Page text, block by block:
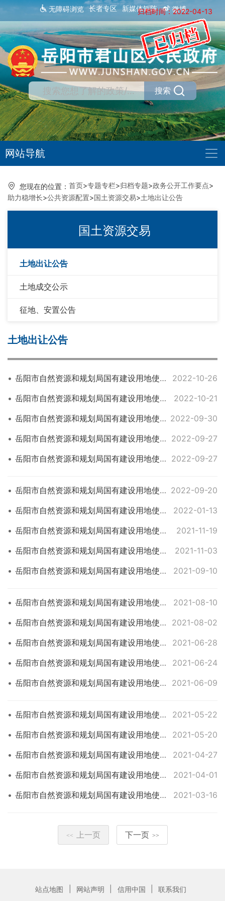
归档时间：2022-04-13
无障碍浏览 长者专区 新媒体矩阵 微博
搜索
网站导航
您现在的位置： 首页>专题专栏>归档专题>政务公开工作要点>
助力稳增长>公共资源配置>国土资源交易>土地出让公告
国土资源交易
土地出让公告
土地成交公示
征地、安置公告
土地出让公告
岳阳市自然资源和规划局国有建设用地使用权网上挂牌出让公告 岳君自网挂告[2022]14号
2022-10-26
岳阳市自然资源和规划局国有建设用地使用权网上挂牌出让公告 岳君自网挂告[2022]13号
2022-10-21
岳阳市自然资源和规划局国有建设用地使用权网上挂牌出让公告 岳君自网挂告[2022]12号 2022-09-30
岳阳市自然资源和规划局国有建设用地使用权网上挂牌出让公告 岳君自网挂告[2022]10号 2022-09-27
岳阳市自然资源和规划局国有建设用地使用权网上挂牌出让公告 岳君自网挂告[2022]11号 2022-09-27
岳阳市自然资源和规划局国有建设用地使用权网上挂牌出让公告 岳君自网挂告[2022] 09号 2022-09-20
岳阳市自然资源和规划局国有建设用地使用权网上挂牌出让公告 岳君自网挂告[2021]21号
2022-01-13
岳阳市自然资源和规划局国有建设用地使用权网上挂牌出让公告 岳君自网挂告[2021] 20号
2021-11-19
岳阳市自然资源和规划局国有建设用地使用权网上挂牌出让公告 岳君自网挂告[2021]17号
2021-11-03
岳阳市自然资源和规划局国有建设用地使用权网上挂牌出让公告 岳君自网挂告[2021]14号
2021-09-10
岳阳市自然资源和规划局国有建设用地使用权网上挂牌出让公告 岳君自网挂告[2021]13号
2021-08-10
岳阳市自然资源和规划局国有建设用地使用权网上挂牌出让公告 岳君自网挂告[2021]12号
2021-08-02
岳阳市自然资源和规划局国有建设用地使用权网上挂牌出让公告 岳君自网挂告[2021]11号
2021-06-28
岳阳市自然资源和规划局国有建设用地使用权网上挂牌出让公告 岳君自网挂告[2021]09号
2021-06-24
岳阳市自然资源和规划局国有建设用地使用权网上挂牌出让公告 岳君自网挂告[2021]08号
2021-06-09
岳阳市自然资源和规划局国有建设用地使用权网上挂牌出让公告 岳君自网挂告[2021]07号
2021-05-22
岳阳市自然资源和规划局国有建设用地使用权网上挂牌出让公告 岳君自网挂告[2021]06号
2021-05-20
岳阳市自然资源和规划局国有建设用地使用权网上挂牌出让公告 岳君自网挂告[2021]05号
2021-04-27
岳阳市自然资源和规划局国有建设用地使用权网上挂牌出让公告 岳君自网挂告[2021]04号
2021-04-01
岳阳市自然资源和规划局国有建设用地使用权网上挂牌出让公告 岳君自网挂告[2021]03号
2021-03-16
<< 上一页 下一页 >>
站点地图 网站声明 信用中国
联系我们